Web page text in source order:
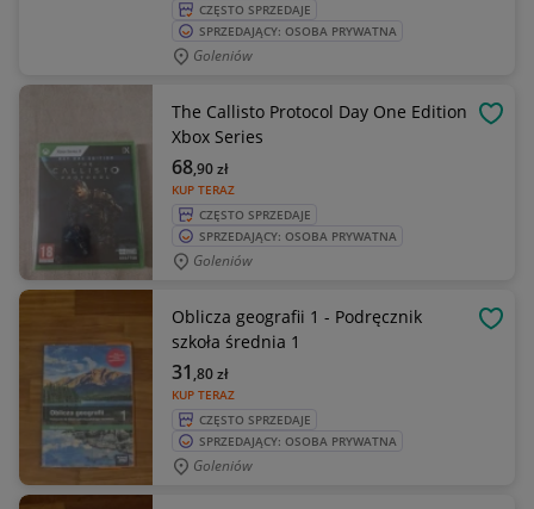
CZĘSTO SPRZEDAJE
SPRZEDAJĄCY: OSOBA PRYWATNA
Goleniów
The Callisto Protocol Day One Edition
Xbox Series
KUP TERAZ
68,90zł
CZĘSTO SPRZEDAJE
SPRZEDAJĄCY: OSOBA PRYWATNA
Goleniów
Oblicza geografii 1 - Podręcznik
szkoła średnia 1
KUP TERAZ
31 ,80zł
CZĘSTO SPRZEDAJE
SPRZEDAJĄCY: OSOBA PRYWATNA
Goleniów